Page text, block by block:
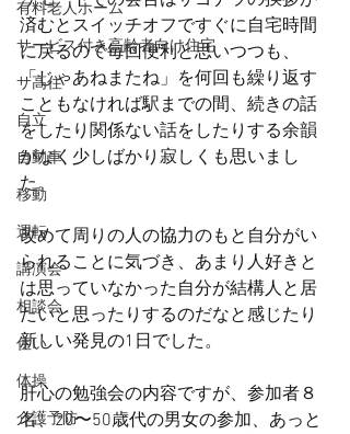
有料老人ホーム
サービス付き高齢者向け住宅
サ高住
自立
自動車
移動
運転
講演会
相談会
住い
体操
介護予防
済むとスイッチオフですぐに自宅時間
に戻るので毎回便利と思いつつも、
「じゃあねまたね」を何回も繰り返す
こともなければ駅までの間、続きの話
をしたり関係ない話をしたりする余韻
がなく少しばかり寂しくも思いまし
た。
改めて周りの人の協力のもと自分がい
られることに気づき、あまり人好きと
は思っていなかった自分が結構人と居
たいと思ったりするのだなと感じたり
新しい発見の1日でした。
肝心の勉強会の内容ですが、参加者８
名、20〜50歳代の男女の参加、あっと